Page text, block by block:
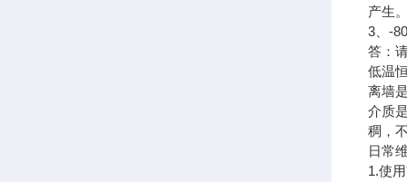
产生
3、-
答：
低温
离墙
介质
稠，
日常
1.使